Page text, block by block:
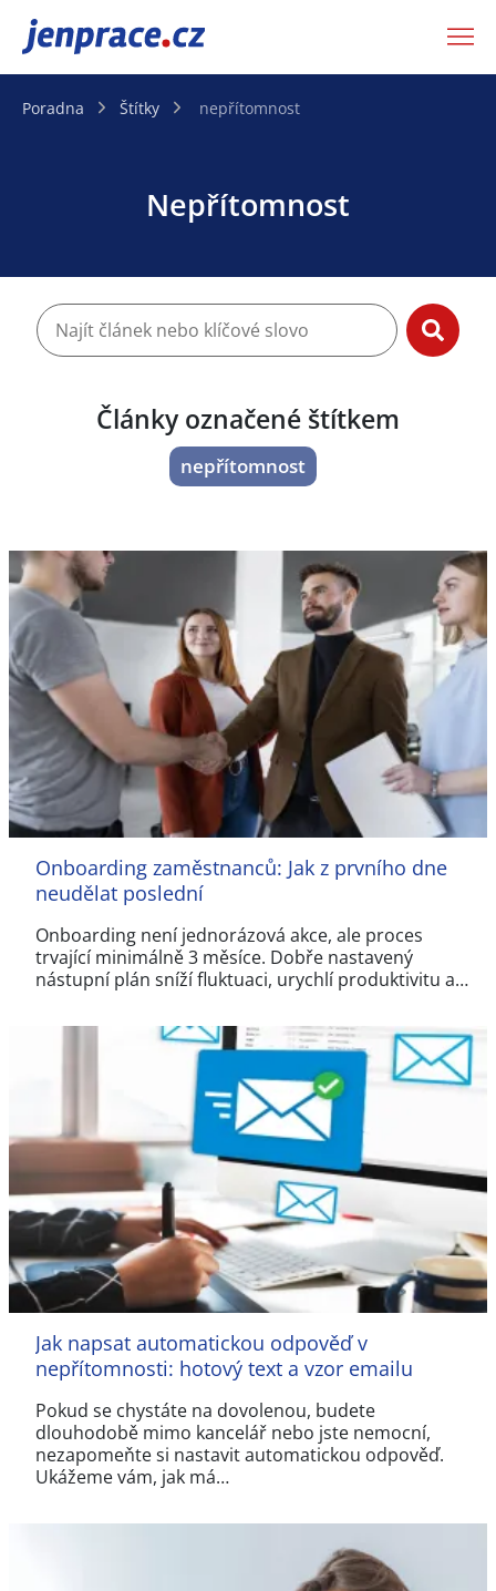
JenPráce.cz
Poradna Štítky nepřítomnost
Nepřítomnost
Články označené štítkem
nepřítomnost
Onboarding zaměstnanců: Jak z prvního dne
neudělat poslední
Onboarding není jednorázová akce, ale proces
trvající minimálně 3 měsíce. Dobře nastavený
nástupní plán sníží fluktuaci, urychlí produktivitu a…
Jak napsat automatickou odpověď v
nepřítomnosti: hotový text a vzor emailu
Pokud se chystáte na dovolenou, budete
dlouhodobě mimo kancelář nebo jste nemocní,
nezapomeňte si nastavit automatickou odpověď.
Ukážeme vám, jak má…